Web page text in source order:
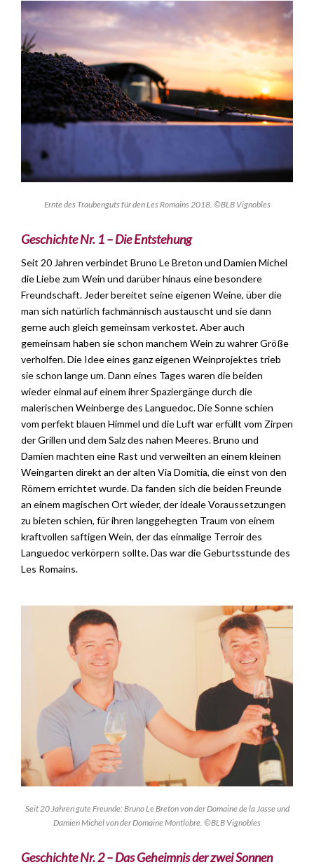
Ernte des Traubenguts für den Les Romains 2018. ©BLB Vignobles
Geschichte Nr. 1 – Die Entstehung
Seit 20 Jahren verbindet Bruno Le Breton und Damien Michel
die Liebe zum Wein und darüber hinaus eine besondere
Freundschaft. Jeder bereitet seine eigenen Weine, über die
man sich natürlich fachmännisch austauscht und sie dann
gerne auch gleich gemeinsam verkostet. Aber auch
gemeinsam haben sie schon manchem Wein zu wahrer Größe
verholfen. Die Idee eines ganz eigenen Weinprojektes trieb
sie schon lange um. Dann eines Tages waren die beiden
wieder einmal auf einem ihrer Spaziergänge durch die
malerischen Weinberge des Languedoc. Die Sonne schien
vom perfekt blauen Himmel und die Luft war erfüllt vom Zirpen
der Grillen und dem Salz des nahen Meeres. Bruno und
Damien machten eine Rast und verweilten an einem kleinen
Weingarten direkt an der alten Via Domitia, die einst von den
Römern errichtet wurde. Da fanden sich die beiden Freunde
an einem magischen Ort wieder, der ideale Voraussetzungen
zu bieten schien, für ihren langgehegten Traum von einem
kraftvollen saftigen Wein, der das einmalige Terroir des
Languedoc verkörpern sollte. Das war die Geburtsstunde des
Les Romains.
Seit 20 Jahren gute Freunde: Bruno Le Breton von der Domaine de la Jasse und
Damien Michel von der Domaine Montlobre. ©BLB Vignobles
Geschichte Nr. 2 – Das Geheimnis der zwei Sonnen